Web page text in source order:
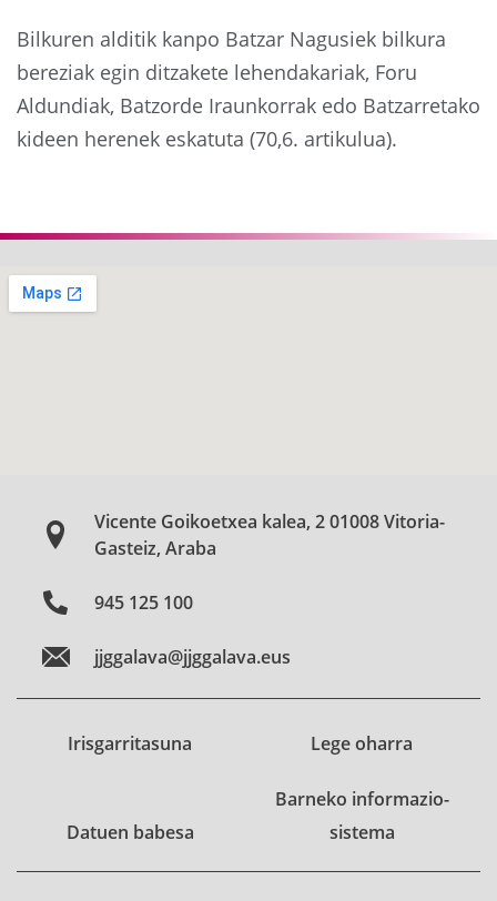
Bilkuren alditik kanpo Batzar Nagusiek bilkura
bereziak egin ditzakete lehendakariak, Foru
Aldundiak, Batzorde Iraunkorrak edo Batzarretako
kideen herenek eskatuta (70,6. artikulua).
Vicente Goikoetxea kalea, 2 01008 Vitoria-
Gasteiz, Araba
945 125 100
jjggalava@jjggalava.eus
Irisgarritasuna Lege oharra
Datuen babesa
Barneko informazio-
sistema